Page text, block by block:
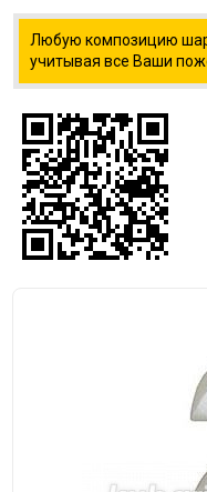
Любую композицию
учитывая все Ваши